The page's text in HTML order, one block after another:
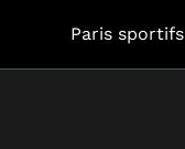
Paris sportifs